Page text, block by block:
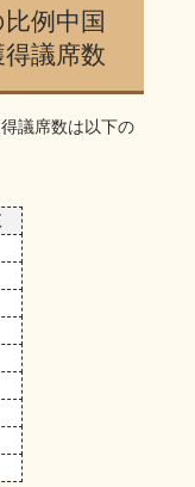
例中国
議席数
議席数は以下の